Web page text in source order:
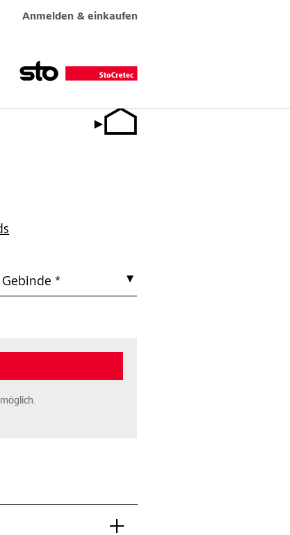
Anmelden & einkaufen
*